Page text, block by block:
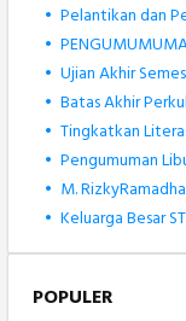
• Pelantikan dan
• PENGUMUMUMAN
• Ujian Akhir
• Batas Akhir
• Tingkatkan Literasi Digital,
• Pengumuman
• M. RizkyRamadhani
• Keluarga Besar STMIK
POPULER